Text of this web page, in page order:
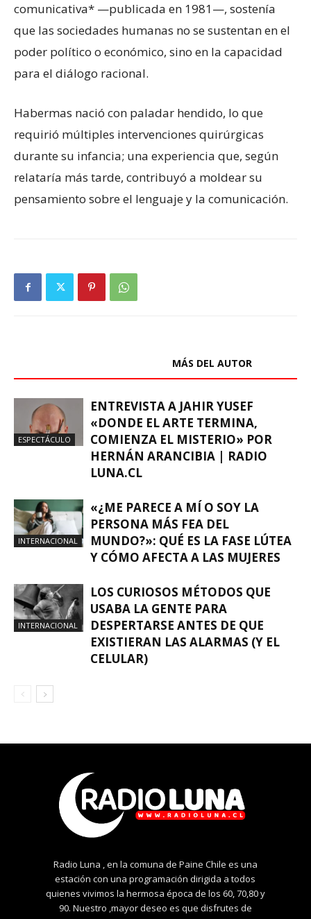
comunicativa* —publicada en 1981—, sostenía
que las sociedades humanas no se sustentan en el
poder político o económico, sino en la capacidad
para el diálogo racional.
Habermas nació con paladar hendido, lo que
requirió múltiples intervenciones quirúrgicas
durante su infancia; una experiencia que, según
relataría más tarde, contribuyó a moldear su
pensamiento sobre el lenguaje y la comunicación.
MÁS DEL AUTOR
ESPECTÁCULO
ENTREVISTA A JAHIR YUSEF
«DONDE EL ARTE TERMINA,
COMIENZA EL MISTERIO» POR
HERNÁN ARANCIBIA | RADIO
LUNA.CL
INTERNACIONAL
«¿ME PARECE A MÍ O SOY LA
PERSONA MÁS FEA DEL
MUNDO?»: QUÉ ES LA FASE LÚTEA
Y CÓMO AFECTA A LAS MUJERES
INTERNACIONAL
LOS CURIOSOS MÉTODOS QUE
USABA LA GENTE PARA
DESPERTARSE ANTES DE QUE
EXISTIERAN LAS ALARMAS (Y EL
CELULAR)
Radio Luna , en la comuna de Paine Chile es una
estación con una programación dirigida a todos
quienes vivimos la hermosa época de los 60, 70,80 y
90. Nuestro ,mayor deseo es que disfrutes de